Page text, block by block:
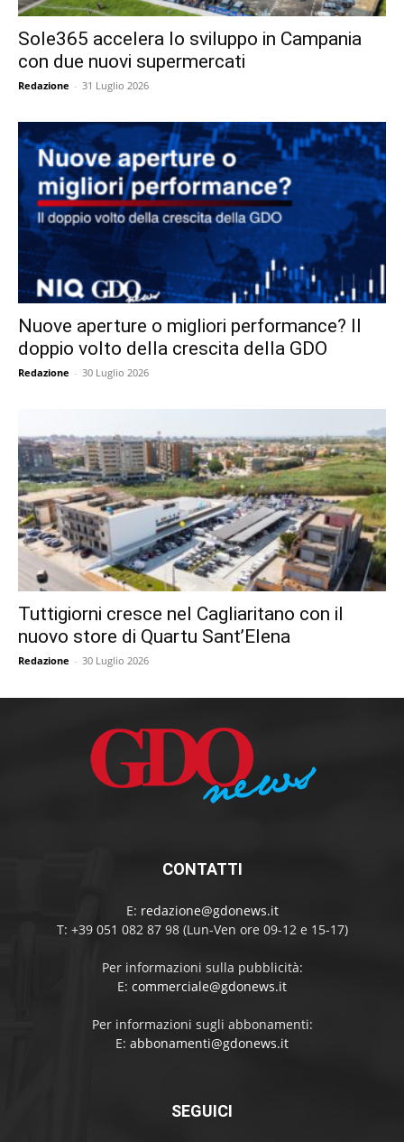
Sole365 accelera lo sviluppo in Campania
con due nuovi supermercati
Redazione - 31 Luglio 2026
Nuove aperture o migliori performance? Il
doppio volto della crescita della GDO
Redazione - 30 Luglio 2026
Tuttigiorni cresce nel Cagliaritano con il
nuovo store di Quartu Sant’Elena
Redazione - 30 Luglio 2026
CONTATTI
E: redazione@gdonews.it
T: +39 051 082 87 98 (Lun-Ven ore 09-12 e 15-17)
Per informazioni sulla pubblicità:
E: commerciale@gdonews.it
Per informazioni sugli abbonamenti:
E: abbonamenti@gdonews.it
SEGUICI